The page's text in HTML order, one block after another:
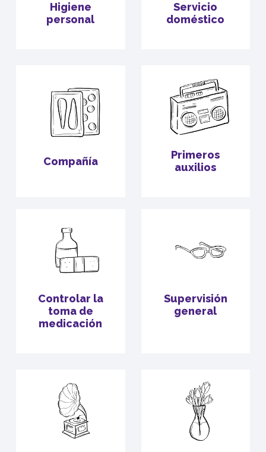
Higiene
personal
Servicio
doméstico
Compañía
Primeros
auxilios
Controlar la
toma de
medicación
Supervisión
general